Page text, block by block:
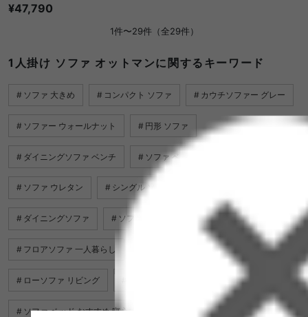
¥47,790
1件〜29件（全29件）
1人掛け ソファ オットマンに関するキーワード
ソファ 大きめ コンパクト ソファ カウチソファー グレー
ソファー ウォールナット 円形 ソファ
ダイニングソファ ベンチ ソファ ベッド 用 マットレス
ソファ ウレタン シングル ソファ
ダイニングソファ ソファー 水色
フロアソファ 一人暮らし ベンチ ソファ ダイニング
ローソファ リビング
ソファ ベッド おすすめ 寝心地 ソファ 青